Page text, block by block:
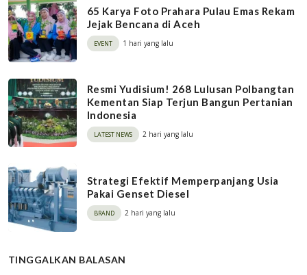
65 Karya Foto Prahara Pulau Emas Rekam
Jejak Bencana di Aceh
EVENT 1 hari yang lalu
Resmi Yudisium! 268 Lulusan Polbangtan
Kementan Siap Terjun Bangun Pertanian
Indonesia
LATEST NEWS 2 hari yang lalu
Strategi Efektif Memperpanjang Usia
Pakai Genset Diesel
BRAND 2 hari yang lalu
TINGGALKAN BALASAN